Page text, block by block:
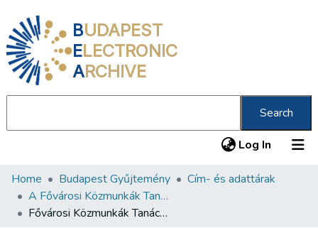
BUDAPEST
ELECTRONIC
ARCHIVE
Search
Log In (current)
Communities & Collections
All of DSpace
Home Budapest Gyűjtemény
Cím- és adattárak
A Fővárosi Közmunkák Tanácsa hivatalos jelentései 1870-1944
Fővárosi Közmunkák Tanácsa hivatalos jelentései 1923-1927 (Budapest, 1928)